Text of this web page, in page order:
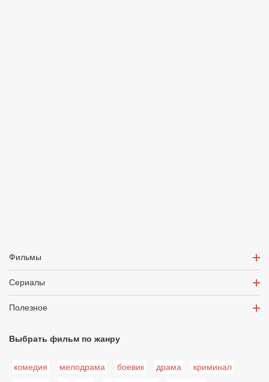
Фильмы
Сериалы
Полезное
Выбрать фильм по жанру
комедия мелодрама боевик драма
криминал